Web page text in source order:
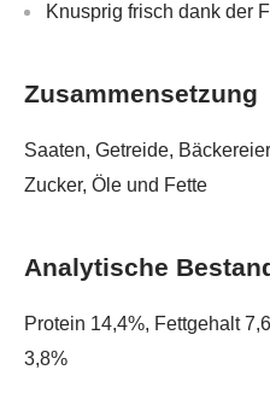
Knusprig frisch dank der
Zusammensetzung
Saaten, Getreide,
Zucker, Öle und Fette
Analytische
Protein 14,4%, Fettgehalt
3,8%